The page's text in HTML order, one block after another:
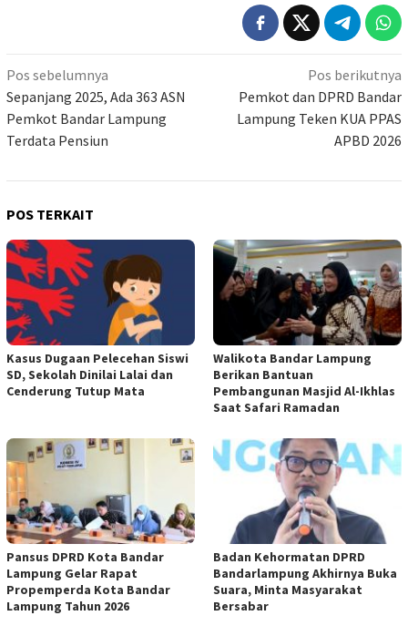
Navigasi
pos
Pos sebelumnya
Sepanjang 2025, Ada 363 ASN
Pemkot Bandar Lampung
Terdata Pensiun
Pos berikutnya
Pemkot dan DPRD Bandar
Lampung Teken KUA PPAS
APBD 2026
POS TERKAIT
Kasus Dugaan Pelecehan Siswi
SD, Sekolah Dinilai Lalai dan
Cenderung Tutup Mata
Walikota Bandar Lampung
Berikan Bantuan
Pembangunan Masjid Al-Ikhlas
Saat Safari Ramadan
Pansus DPRD Kota Bandar
Lampung Gelar Rapat
Propemperda Kota Bandar
Lampung Tahun 2026
Badan Kehormatan DPRD
Bandarlampung Akhirnya Buka
Suara, Minta Masyarakat
Bersabar